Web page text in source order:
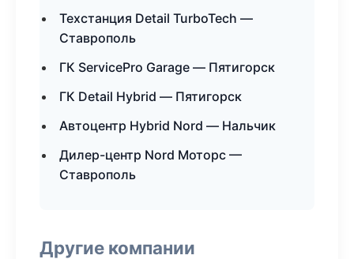
Техстанция Detail TurboTech —
Ставрополь
ГК ServicePro Garage — Пятигорск
ГК Detail Hybrid — Пятигорск
Автоцентр Hybrid Nord — Нальчик
Дилер-центр Nord Моторс —
Ставрополь
Другие компании